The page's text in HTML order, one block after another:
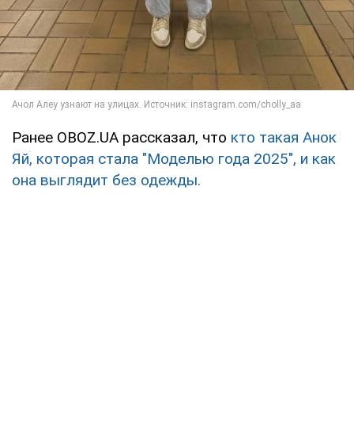
Ранее OBOZ.UA рассказал, что кто такая Анок
Яй, которая стала "Моделью года 2025", и как
она выглядит без одежды.